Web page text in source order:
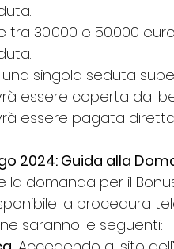
tra 30.000 e 50.000
una singola seduta
essere coperta dal
essere pagata
2024: Guida alla
la domanda per il
la procedura
saranno le seguenti: